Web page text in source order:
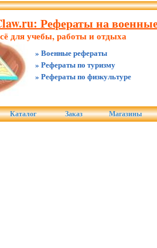
Рефераты на
для учебы, работы и отдыха
» Военные рефераты
» Рефераты по туризму
» Рефераты по физкультуре
Каталог Заказ Магазины